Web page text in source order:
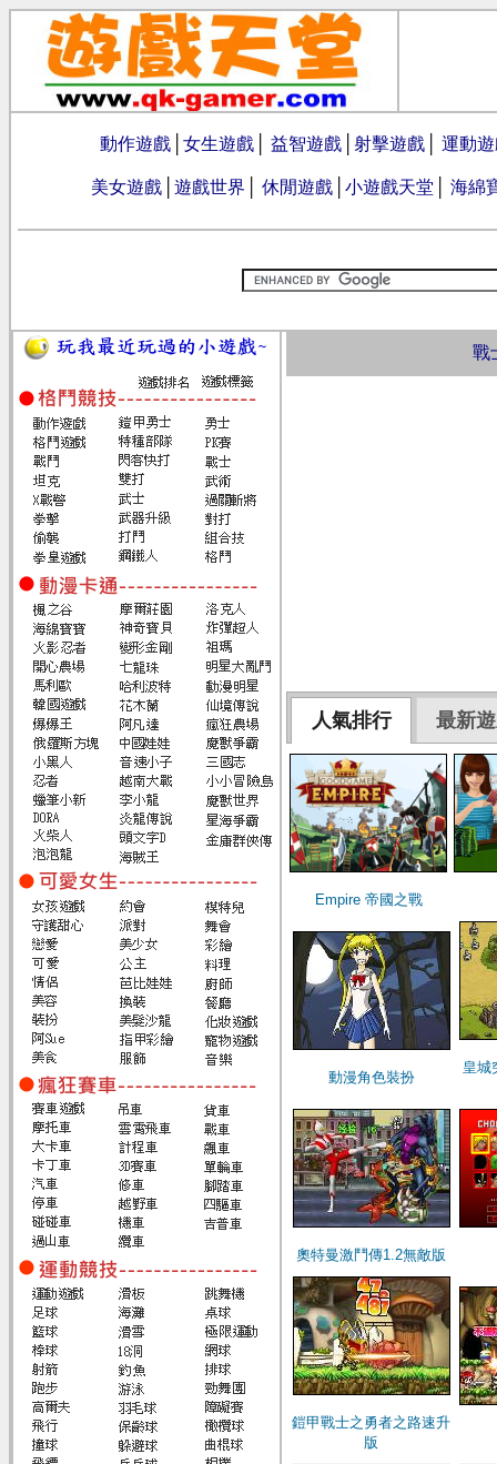
動作遊戲 女生遊戲 益智遊戲 射擊遊戲 運動
美女遊戲 遊戲世界 休閒遊戲 小遊戲天堂 海綿
戰
人氣排行 最新
Empire 帝國之戰
動漫角色裝扮
皇城
奧特曼激鬥傳1.2無敵版
鎧甲戰士之勇者之路速升
版